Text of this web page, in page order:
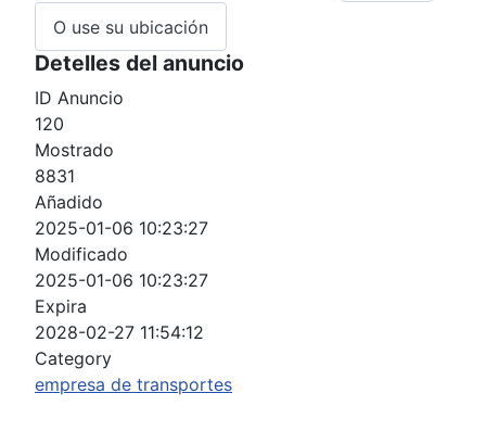
O use su ubicación
Detelles del anuncio
ID Anuncio
120
Mostrado
8831
Añadido
2025-01-06 10:23:27
Modificado
2025-01-06 10:23:27
Expira
2028-02-27 11:54:12
Category
empresa de transportes